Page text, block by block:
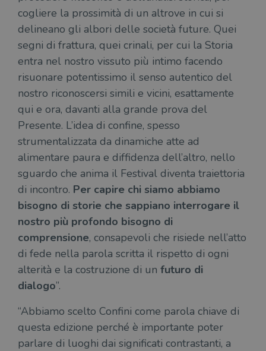
cogliere la prossimità di un altrove in cui si
delineano gli albori delle società future. Quei
segni di frattura, quei crinali, per cui la Storia
entra nel nostro vissuto più intimo facendo
risuonare potentissimo il senso autentico del
nostro riconoscersi simili e vicini, esattamente
qui e ora, davanti alla grande prova del
Presente. L’idea di confine, spesso
strumentalizzata da dinamiche atte ad
alimentare paura e diffidenza dell’altro, nello
sguardo che anima il Festival diventa traiettoria
di incontro. Per capire chi siamo abbiamo
bisogno di storie che sappiano interrogare il
nostro più profondo bisogno di
comprensione, consapevoli che risiede nell’atto
di fede nella parola scritta il rispetto di ogni
alterità e la costruzione di un futuro di
dialogo”.
“Abbiamo scelto Confini come parola chiave di
questa edizione perché è importante poter
parlare di luoghi dai significati contrastanti, a